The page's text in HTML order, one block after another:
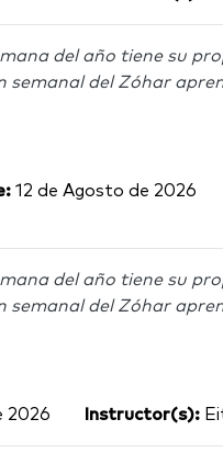
del año tiene su
del Zóhar
12 de Agosto de 2026
del año tiene su
del Zóhar
2026 Instructor(s):